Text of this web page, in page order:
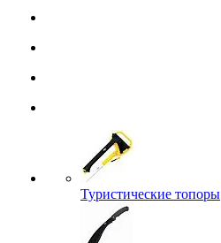
Туристические топоры